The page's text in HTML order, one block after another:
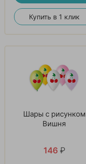
Купить в 1 клик
Шары с рисунком
Вишня
146 ₽